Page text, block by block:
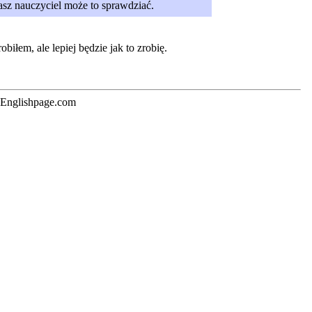
nauczyciel może to sprawdziać.
ale lepiej będzie jak to zrobię.